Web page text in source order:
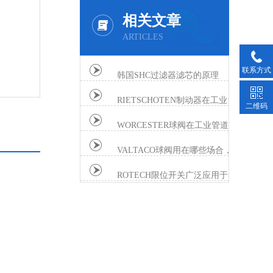
相关文章
ARTICLES
韩国SHC过滤器滤芯的原理
2021-12-27
2026-01-21
2025-08-21
2020-12-25
联系方式
二维码